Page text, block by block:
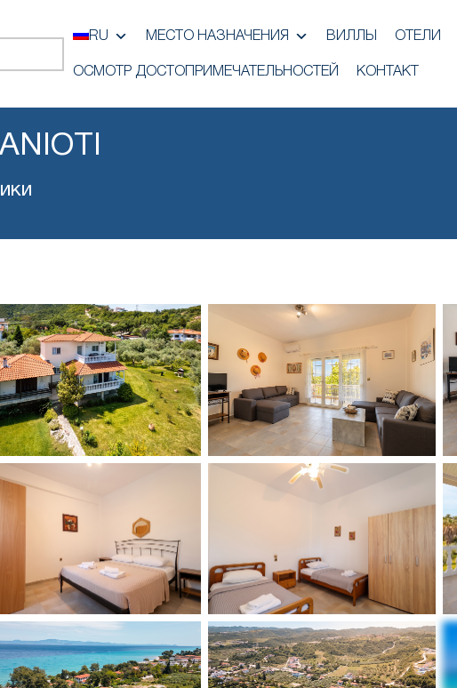
RU МЕСТО НАЗНАЧЕНИЯ ВИЛЛЫ ОТЕЛИ
ОСМОТР ДОСТОПРИМЕЧАТЕЛЬНОСТЕЙ КОНТАКТ